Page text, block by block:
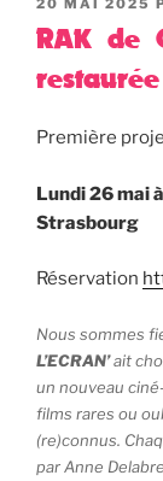
LE
20 MAI 2025
RAK de
restaurée
Première
Lundi 26 mai
Strasbourg
Réservation
Nous sommes
L’ECRAN’ait
un nouveau
films rares ou
(re)connus.
par Anne